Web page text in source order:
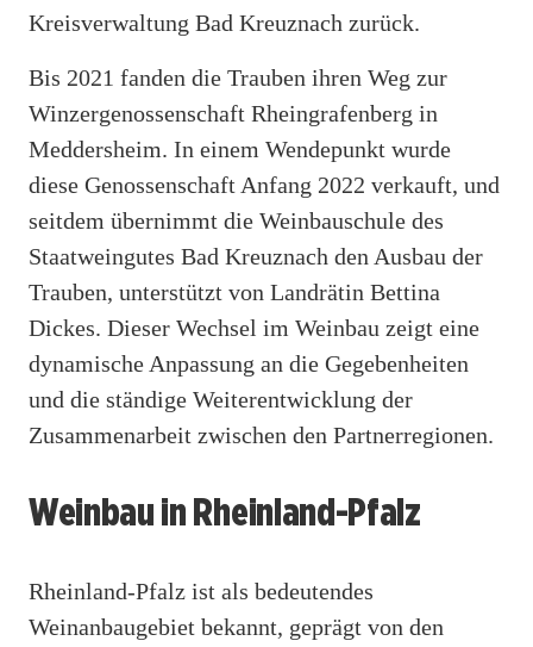
Kreisverwaltung Bad Kreuznach zurück.
Bis 2021 fanden die Trauben ihren Weg zur
Winzergenossenschaft Rheingrafenberg in
Meddersheim. In einem Wendepunkt wurde
diese Genossenschaft Anfang 2022 verkauft, und
seitdem übernimmt die Weinbauschule des
Staatweingutes Bad Kreuznach den Ausbau der
Trauben, unterstützt von Landrätin Bettina
Dickes. Dieser Wechsel im Weinbau zeigt eine
dynamische Anpassung an die Gegebenheiten
und die ständige Weiterentwicklung der
Zusammenarbeit zwischen den Partnerregionen.
Weinbau in Rheinland-Pfalz
Rheinland-Pfalz ist als bedeutendes
Weinanbaugebiet bekannt, geprägt von den